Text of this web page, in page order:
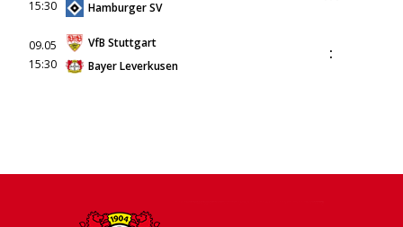
15:30
Hamburger SV
09.05
15:30
VfB Stuttgart
Bayer Leverkusen
: